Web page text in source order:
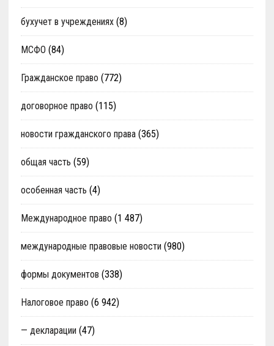
бухучет в учреждениях(8)
МСФО (84)
Гражданское право (772)
договорное право (115)
новости гражданского права(365)
общая часть (59)
особенная часть (4)
Международное право (1 487)
международные правовые новости (980)
формы документов (338)
Налоговое право (6 942)
— декларации (47)